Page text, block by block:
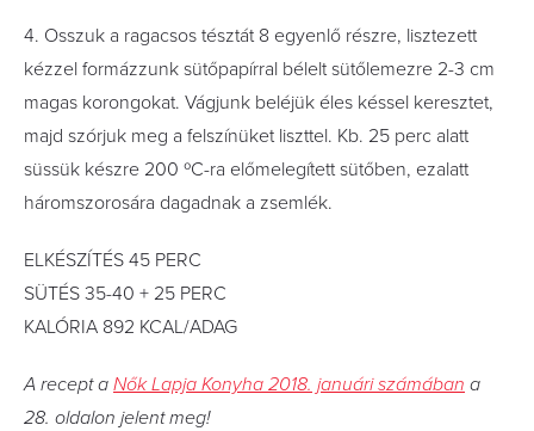
4. Osszuk a ragacsos tésztát 8 egyenlő részre, lisztezett
kézzel formázzunk sütőpapírral bélelt sütőlemezre 2-3 cm
magas korongokat. Vágjunk beléjük éles késsel keresztet,
majd szórjuk meg a felszínüket liszttel. Kb. 25 perc alatt
süssük készre 200 ºC-ra előmelegített sütőben, ezalatt
háromszorosára dagadnak a zsemlék.
ELKÉSZÍTÉS 45 PERC
SÜTÉS 35-40 + 25 PERC
KALÓRIA 892 KCAL/ADAG
A recept a Nők Lapja Konyha 2018. januári számában a
28. oldalon jelent meg!